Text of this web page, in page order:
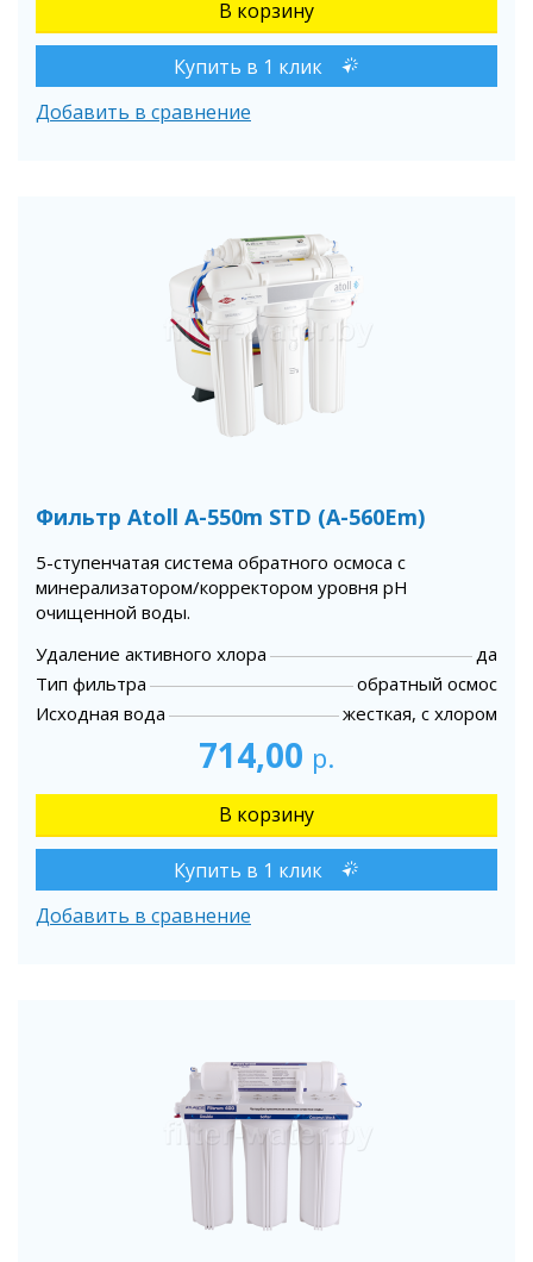
Купить в 1 клик
Добавить в сравнение
Фильтр Atoll A-550m STD (A-560Em)
5-ступенчатая система обратного осмоса с
минерализатором/корректором уровня pH
очищенной воды.
Удаление активного хлора
да
Тип фильтра
обратный осмос
Исходная вода
жесткая, с хлором
714,00 р.
Купить в 1 клик
Добавить в сравнение